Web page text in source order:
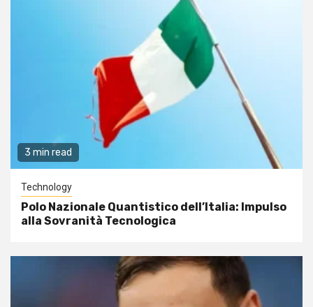
3 min read
Technology
Polo Nazionale Quantistico dell’Italia: Impulso
alla Sovranità Tecnologica